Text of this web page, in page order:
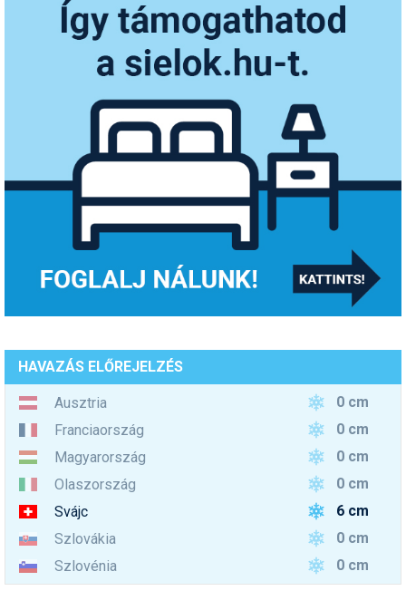
HAVAZÁS ELŐREJELZÉS
Ausztria
0 cm
Franciaország
0 cm
Magyarország
0 cm
Olaszország
0 cm
Svájc
6 cm
Szlovákia
0 cm
Szlovénia
0 cm